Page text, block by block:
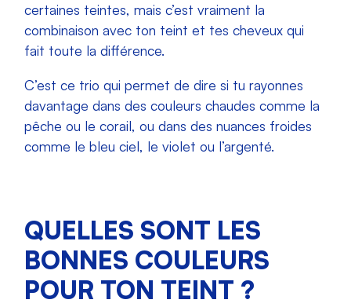
certaines teintes, mais c’est vraiment la
combinaison avec ton teint et tes cheveux qui
fait toute la différence.
C’est ce trio qui permet de dire si tu rayonnes
davantage dans des couleurs chaudes comme la
pêche ou le corail, ou dans des nuances froides
comme le bleu ciel, le violet ou l’argenté.
QUELLES SONT LES
BONNES COULEURS
POUR TON TEINT ?